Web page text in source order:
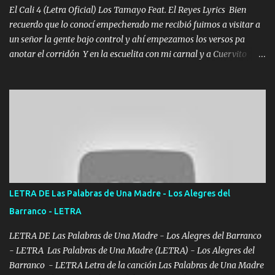
El Cali 4 (Letra Oficial) Los Tamayo Feat. El Reyes Lyrics Bien
recuerdo que lo conocí empecherado me recibió fuimos a visitar a
un señor la gente bajo control y ahí empezamos los versos pa
anotar el corridón Y en la escuelita con mi carnal y a Cuervito
verde se le extraña pa que sepan Aquí Pura GENTE DE LA RANA 🐸
POR CLAVE ES EL CALI 4 EN LA CIUDAD TIJUANA Música Al
tirante andamos mi carnal atento a cualquier necesidad no porque
se ve limpio el camino nos confiamos al andar y nunca con la
misma piedra me vuelvo a tropezar Cuando ando de enamorado
en corto me tiró a per...
LETRA DE Las Palabras de Una Madre - Los Alegres del
Barranco - LETRA
LETRA DE Las Palabras de Una Madre - Los Alegres del Barranco
- LETRA Las Palabras de Una Madre (LETRA) - Los Alegres del
Barranco - LETRA Letra de la canción Las Palabras de Una Madre